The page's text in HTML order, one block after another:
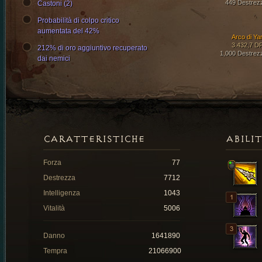
449
Arco di
3.432,7
1,000
Castoni (2)
Probabilità di colpo critico
aumentata del 42%
212% di oro aggiuntivo recuperato
dai nemici
CARATTERISTICHE
Forza
77
Destrezza
7712
Intelligenza
1043
Vitalità
5006
Danno
1641890
Tempra
21066900